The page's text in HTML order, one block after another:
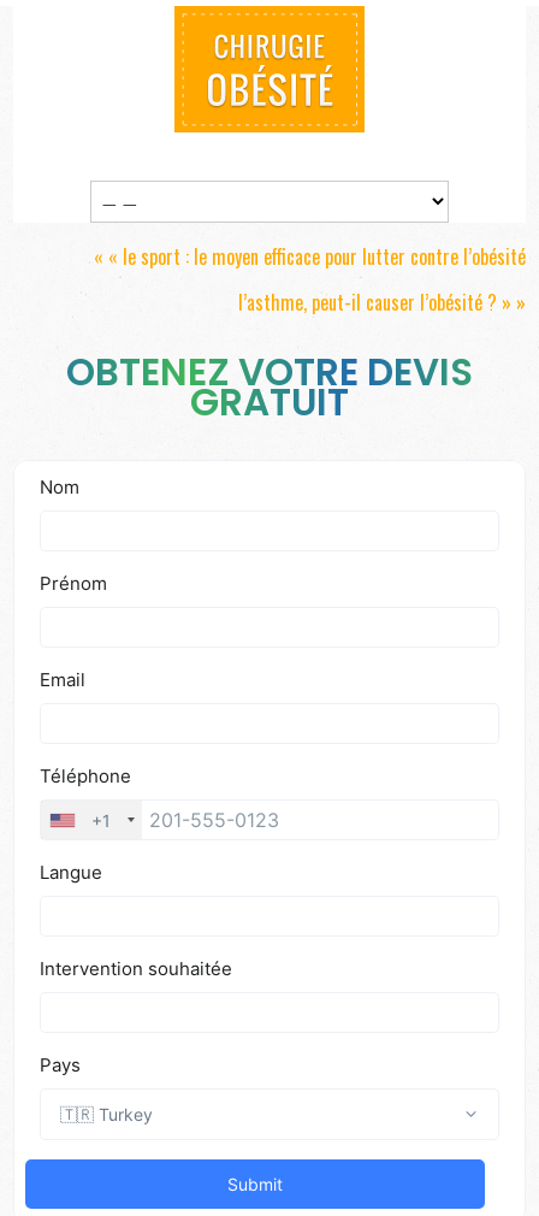
« « le sport : le moyen efficace pour lutter contre l’obésité
l’asthme, peut-il causer l’obésité ? » »
OBTENEZ VOTRE DEVIS
GRATUIT